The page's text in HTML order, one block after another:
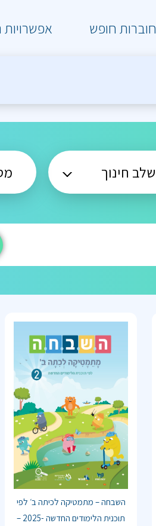
חוברות חופש
השבחה – מתמטיקה לכיתה ב׳ לפי
תוכנית הלימודים החדשה -2025 –